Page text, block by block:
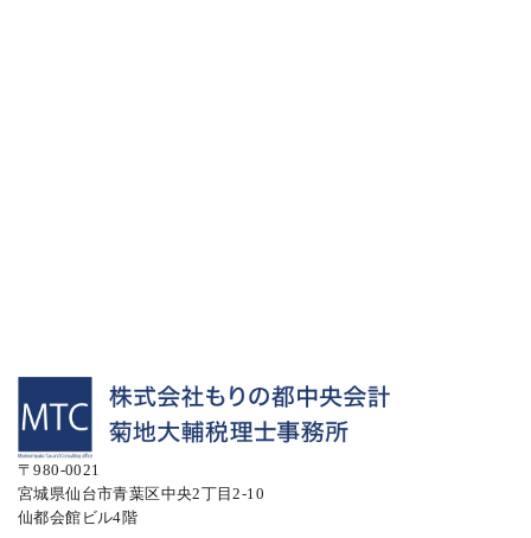
〒980-0021
宮城県仙台市青葉区中央2丁目2-10
仙都会館ビル4階